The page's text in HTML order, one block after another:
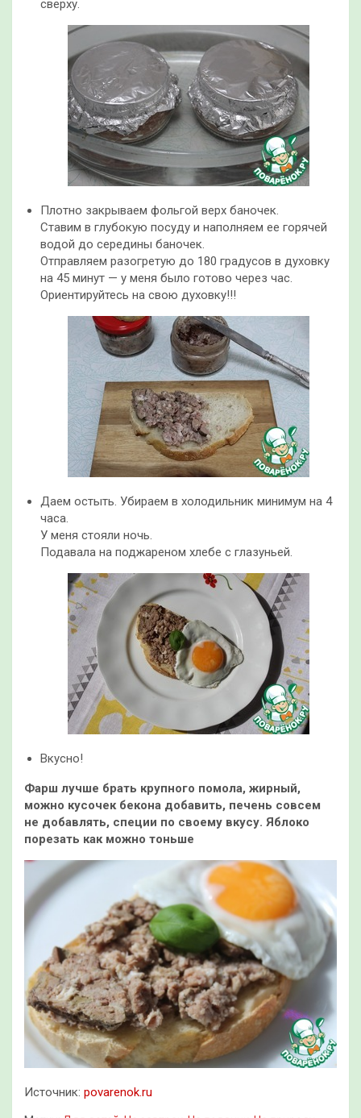
сверху.
Плотно закрываем фольгой верх баночек.
Ставим в глубокую посуду и наполняем ее горячей
водой до середины баночек.
Отправляем разогретую до 180 градусов в духовку
на 45 минут — у меня было готово через час.
Ориентируйтесь на свою духовку!!!
Даем остыть. Убираем в холодильник минимум на 4
часа.
У меня стояли ночь.
Подавала на поджареном хлебе с глазуньей.
Вкусно!
Фарш лучше брать крупного помола, жирный,
можно кусочек бекона добавить, печень совсем
не добавлять, специи по своему вкусу. Яблоко
порезать как можно тоньше
Источник: povarenok.ru